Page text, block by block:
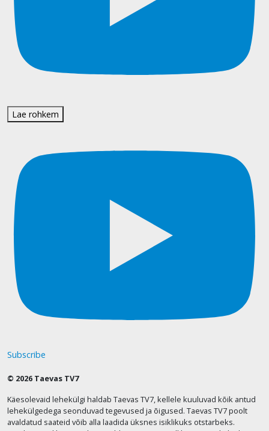
Lae rohkem
Subscribe
© 2026 Taevas TV7
Käesolevaid lehekülgi haldab Taevas TV7, kellele kuuluvad kõik antud
lehekülgedega seonduvad tegevused ja õigused. Taevas TV7 poolt
avaldatud saateid võib alla laadida üksnes isiklikuks otstarbeks.